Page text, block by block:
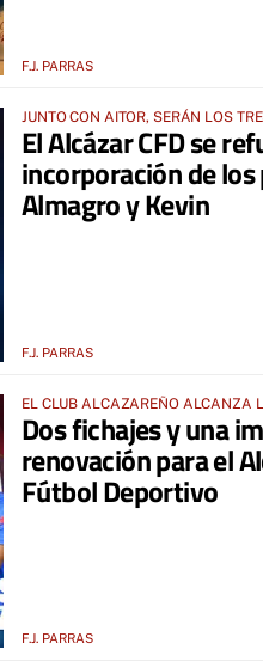
F.J. PARRAS
JUNTO CON AITOR, SERÁN LOS
PARA LA TEMPORADA 2026-2027
El Alcázar CFD se
incorporación de
Almagro y Kevin
F.J. PARRAS
EL CLUB ALCAZAREÑO ALCANZA
INCORPORACIONES PARA LA
Dos fichajes y una
renovación para el
Fútbol Deportivo
F.J. PARRAS